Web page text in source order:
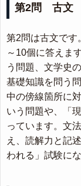
第2問 古文
第2問は古文です
～10個に答えま
う問題、文学史
基礎知識を問う
中の傍線箇所に
いう問題や、「
っています。文
え、読解力と記
われる」試験に